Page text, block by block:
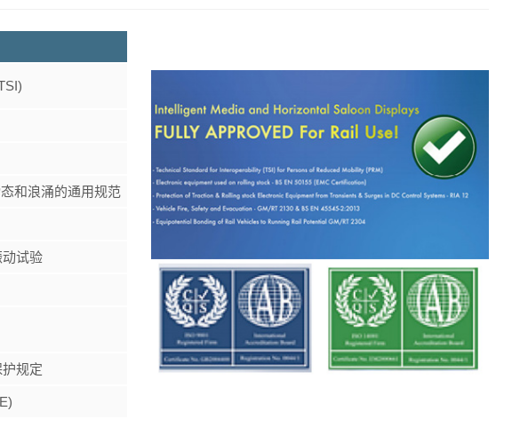
和浪涌的通用规范
试验
规定